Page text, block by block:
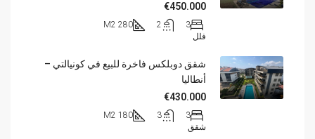
€450.000
3
2
280 M2
فلل
شقق دوبلكس فاخرة للبيع في كونيالتي –
أنطاليا
€430.000
3
3
180 M2
شقق